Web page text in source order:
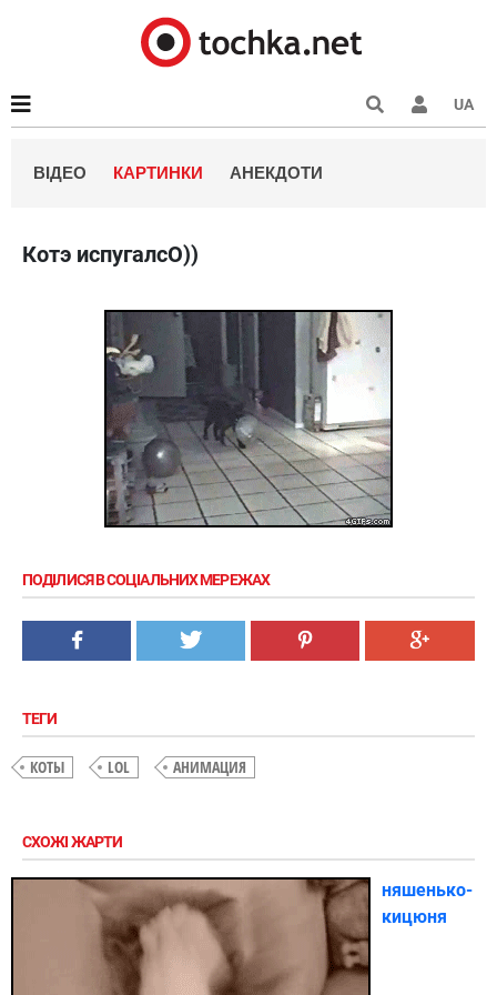
UA
ВІДЕО КАРТИНКИ АНЕКДОТИ
Котэ испугалсО))
ПОДІЛИСЯ В СОЦІАЛЬНИХ МЕРЕЖАХ
ТЕГИ
КОТЫ LOL АНИМАЦИЯ
СХОЖІ ЖАРТИ
няшенько-
кицюня